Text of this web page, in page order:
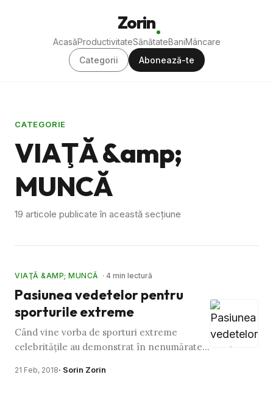
Zorin
AcasăProductivitateSănătateBaniMâncare
Categorii
Abonează-te
CATEGORIE
VIAŢĂ &amp;
MUNCĂ
19 articole publicate în această secțiune
VIAŢĂ &AMP; MUNCĂ · 4 min lectură
Pasiunea vedetelor pentru
sporturile extreme
Când vine vorba de sporturi extreme
celebrităţile au demonstrat în nenumărate
adrenalină ce vine cu practicarea …
21 Feb, 2018· Sorin Zorin